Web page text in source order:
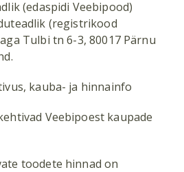
(edaspidi Veebipood)
(registrikood
Tulbi tn 6-3, 80017 Pärnu
kauba- ja hinnainfo
Veebipoest kaupade
toodete hinnad on